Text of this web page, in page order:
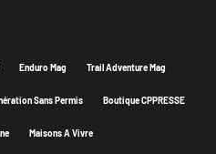
Enduro Mag Trail Adventure Mag
Sans Permis Boutique CPPRESSE
Maisons A Vivre